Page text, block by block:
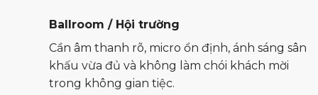
Ballroom / Hội trường
Cần âm thanh rõ, micro ổn định, ánh sáng sân
khấu vừa đủ và không làm chói khách mời
trong không gian tiệc.